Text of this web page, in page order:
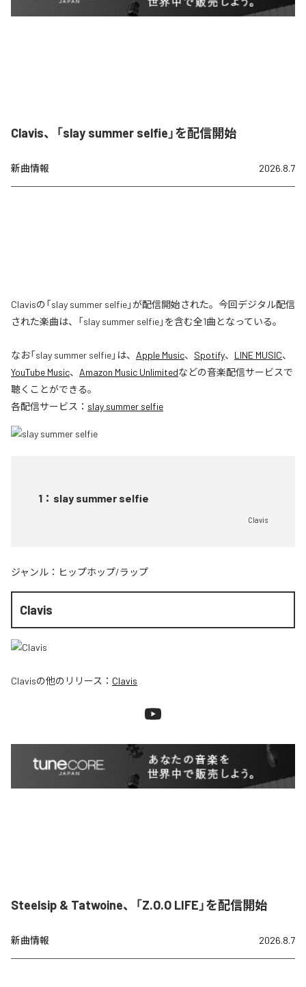
Clavis、「slay summer selfie」を配信開始
新曲情報 2026.8.7
Clavisの「slay summer selfie」が配信開始された。今回デジタル配信
された楽曲は、「slay summer selfie」を含む全1曲となっている。
なお「slay summer selfie」は、 Apple Music、 Spotify、 LINE MUSIC、
YouTube Music、 Amazon Music Unlimitedなどの音楽配信サービスで
聴くことができる。
各配信サービス： slay summer selfie
1 ： slay summer selfie
Clavis
ジャンル： ヒップホップ/ラップ
Clavis
Clavisの他のリリース： Clavis
Steelsip & Tatwoine、「Z.O.O LIFE」を配信開始
新曲情報 2026.8.7